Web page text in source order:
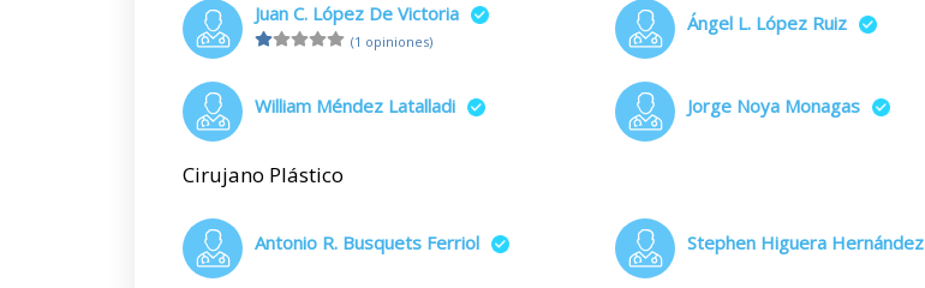
Juan C. López De Victoria
(1 opiniones)
Ángel L. López Ruiz
William Méndez Latalladi Jorge Noya Monagas
Cirujano Plástico
Antonio R. Busquets Ferriol Stephen Higuera Hernández